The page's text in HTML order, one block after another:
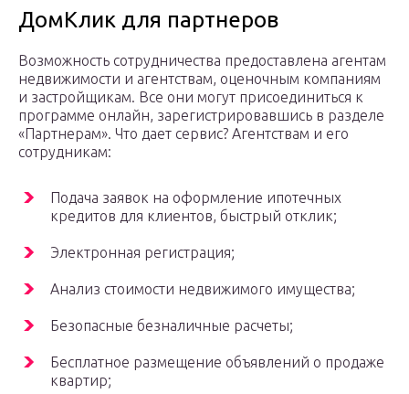
ДомКлик для партнеров
Возможность сотрудничества предоставлена агентам
недвижимости и агентствам, оценочным компаниям
и застройщикам. Все они могут присоединиться к
программе онлайн, зарегистрировавшись в разделе
«Партнерам». Что дает сервис? Агентствам и его
сотрудникам:
Подача заявок на оформление ипотечных
кредитов для клиентов, быстрый отклик;
Электронная регистрация;
Анализ стоимости недвижимого имущества;
Безопасные безналичные расчеты;
Бесплатное размещение объявлений о продаже
квартир;